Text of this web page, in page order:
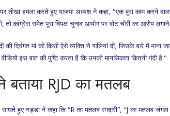
तीखा हमला करते हुए भाजपा अध्यक्ष ने कहा, “एक बुरा काम करने
तो कांग्रेस समेत पूरा विपक्ष चुनाव आयोग पर वोट चोरी का आरोप
की दिवंगत मां को किसी ऐसे व्यक्ति ने गालियां दीं, जिसके बारे में
इस बात की पुष्टि करता है कि उनकी मानसिकता कितनी गंदी है.”
बताया RJD का मतलब
साधते हुए नड्डा ने कहा कि “R का मतलब रंगदारी”, “J का मतलब जंगल